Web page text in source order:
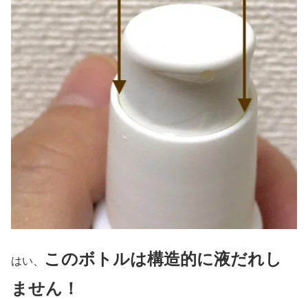
はい、
このボトルは構造的に液だれし
ません！